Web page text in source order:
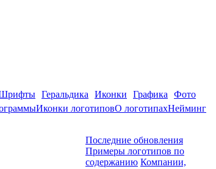
Геральдика Иконки Графика Фото
Иконки логотиповО логотипахНейминг
Последние обновления
Примеры логотипов по
содержанию Компании,